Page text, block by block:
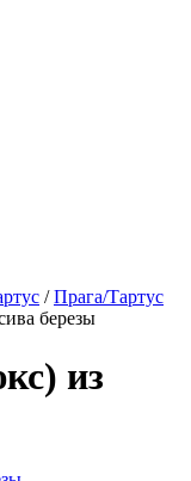
/ Прага/Тартус
березы
из